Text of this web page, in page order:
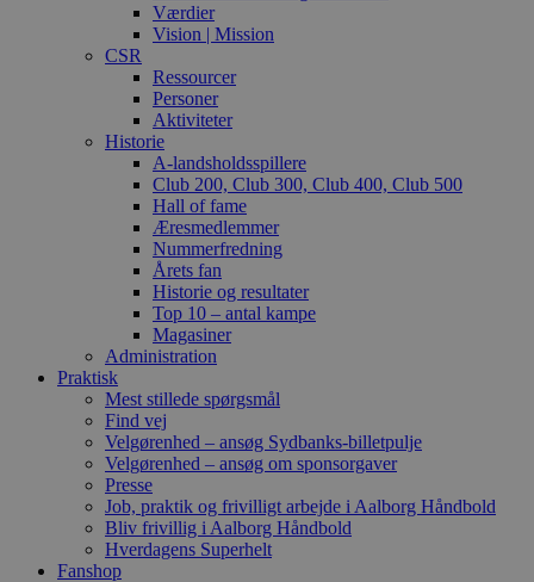
Værdier
Vision | Mission
CSR
Ressourcer
Personer
Aktiviteter
Historie
A-landsholdsspillere
Club 200, Club 300, Club 400, Club 500
Hall of fame
Æresmedlemmer
Nummerfredning
Årets fan
Historie og resultater
Top 10 – antal kampe
Magasiner
Administration
Praktisk
Mest stillede spørgsmål
Find vej
Velgørenhed – ansøg Sydbanks-billetpulje
Velgørenhed – ansøg om sponsorgaver
Presse
Job, praktik og frivilligt arbejde i Aalborg Håndbold
Bliv frivillig i Aalborg Håndbold
Hverdagens Superhelt
Fanshop